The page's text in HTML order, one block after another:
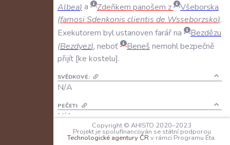
Albea) a Zdeňkem panošem z
Všeborska
(famosiSdenkonis clientis de Wsseborzsko).
Exekutorem bylustanoven farářna
Bezdězu
(Bezdyez), neboť Beneš nemohlbezpečně
přijít ke kostelu .
SVĚDKOVÉ:
N/A
PEČETI:
N/A
KANCELÁŘSKÉ POZNÁMKY:
Copyright © AHISTO 2020–2023
Projekt je spolufinancován se státní podporou
Technologické agentury ČR v rámci Programu Éta.